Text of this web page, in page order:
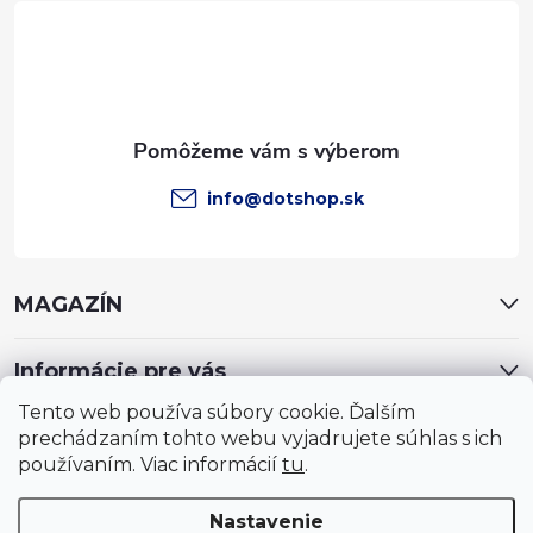
Tento web používa súbory cookie. Ďalším
prechádzaním tohto webu vyjadrujete súhlas s ich
používaním. Viac informácií tu.
Nastavenie
info@dotshop.sk
MAGAZÍN
Informácie pre vás